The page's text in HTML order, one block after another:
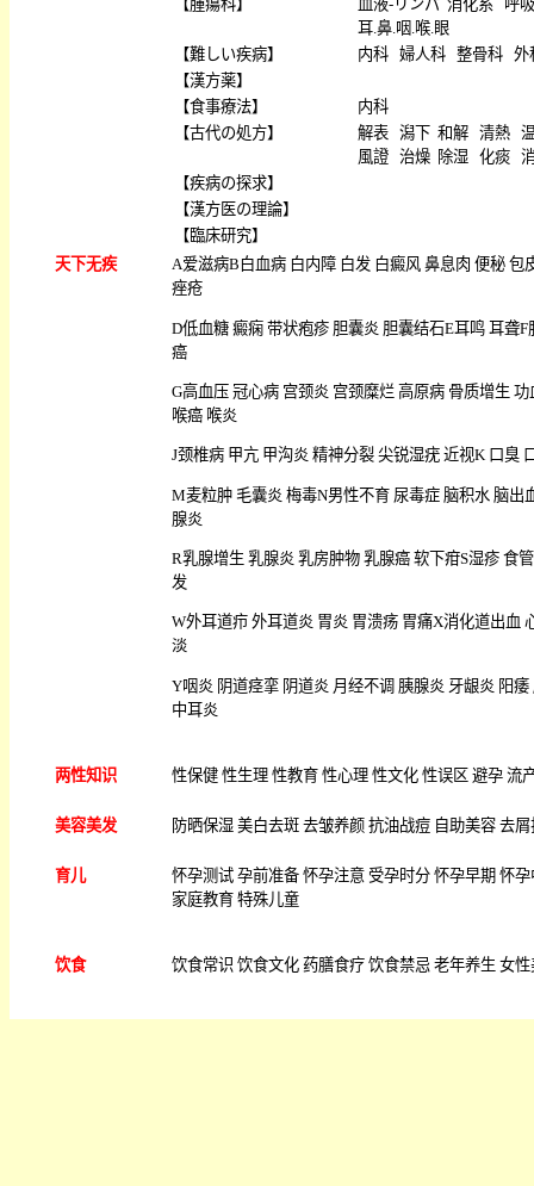
【腫瘍科】 血液-リンパ 消化系
呼
耳.鼻.咽.喉.眼
【難しい疾病】 内科 婦人科 整骨科 外
【漢方薬】
【食事療法】
内科
【古代の処方】 解表 潟下 和解 清熱
風證 治燥 除湿 化痰
【疾病の探求】
【漢方医の理論】
【臨床研究】
天下无疾
A爱滋病B 白血病 白内障 白发 白癜风 鼻息肉 便秘 包
痤疮
D低血糖 癜痫 带状疱疹 胆囊炎 胆囊结石E耳鸣 耳聋F
癌
G高血压 冠心病 宫颈炎 宫颈糜烂 高原病 骨质增生 功
喉癌 喉炎
J颈椎病 甲亢 甲沟炎 精神分裂 尖锐湿疣 近视K 口臭
M麦粒肿 毛囊炎 梅毒N男性不育 尿毒症 脑积水 脑出
腺炎
R乳腺增生 乳腺炎 乳房肿物 乳腺癌 软下疳S湿疹 食
发
W外耳道疖 外耳道炎 胃炎 胃溃疡 胃痛X消化道出血
淡
Y咽炎 阴道痉挛 阴道炎 月经不调 胰腺炎 牙龈炎 阳痿
中耳炎
两性知识 性保健 性生理 性教育 性心理 性文化 性误区 避孕 流
美容美发 防晒保湿 美白去斑 去皱养颜 抗油战痘 自助美容 去屑
育儿 怀孕测试 孕前准备 怀孕注意 受孕时分 怀孕早期 怀孕
家庭教育 特殊儿童
饮食 饮食常识 饮食文化 药膳食疗 饮食禁忌 老年养生 女性